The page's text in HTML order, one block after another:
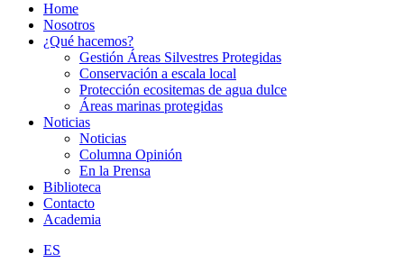
Home
Nosotros
¿Qué hacemos?
Gestión Áreas Silvestres Protegidas
Conservación a escala local
Protección ecositemas de agua dulce
Áreas marinas protegidas
Noticias
Noticias
Columna Opinión
En la Prensa
Biblioteca
Contacto
Academia
ES